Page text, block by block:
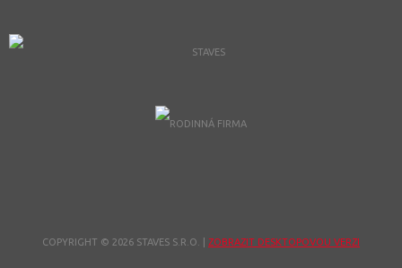
COPYRIGHT © 2026 STAVES S.R.O. ZOBRAZIT DESKTOPOVOU VERZI